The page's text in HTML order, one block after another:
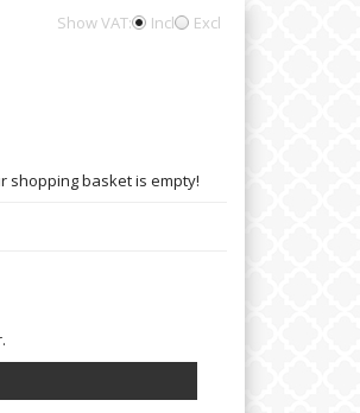
Show VAT: Incl Excl
shopping basket is empty!